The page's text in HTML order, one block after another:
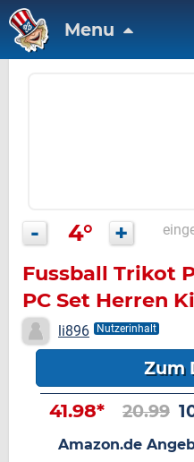
Menu
- 4° +
Fussball Trikot
PC Set Herren
li896 Nutzerinhalt
Zum
41.98* 20.99
Amazon.de